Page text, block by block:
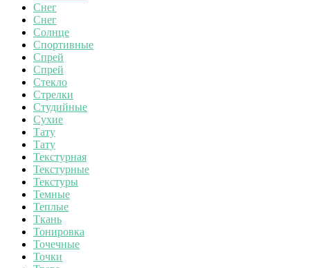
Снег
Снег
Солнце
Спортивные
Спрей
Спрей
Стекло
Стрелки
Студийные
Сухие
Тату
Тату
Текстурная
Текстурные
Текстуры
Темные
Теплые
Ткань
Тонировка
Точечные
Точки